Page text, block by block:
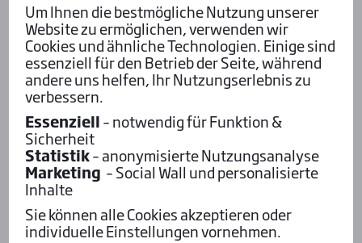
Deutschland
Erbach, 25.07.2026
Tra­di­tio­nel­ler Pfer­de­renn­tag lockt
erneut auf die Wie­sen­markt-Renn­
bahn
Um Ihnen die bestmögliche Nutzung unserer
Website zu ermöglichen, verwenden wir
Cookies und ähnliche Technologien. Einige sind
essenziell für den Betrieb der Seite, während
andere uns helfen, Ihr Nutzungserlebnis zu
verbessern.
Essenziell– notwendig für Funktion &
Sicherheit
Statistik– anonymisierte Nutzungsanalyse
Marketing – Social Wall und personalisierte
Inhalte
Sie können alle Cookies akzeptieren oder
individuelle Einstellungen vornehmen.